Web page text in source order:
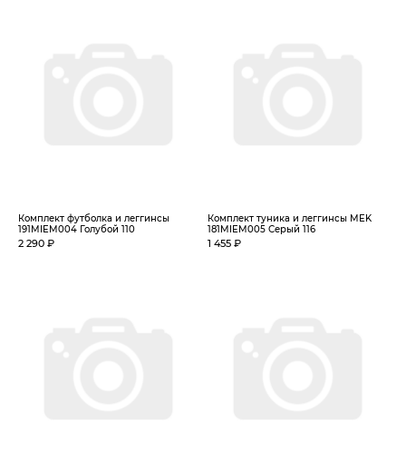
Комплект футболка и леггинсы
191MIEM004 Голубой 110
2 290 ₽
Комплект туника и леггинсы MEK
181MIEM005 Серый 116
1 455 ₽